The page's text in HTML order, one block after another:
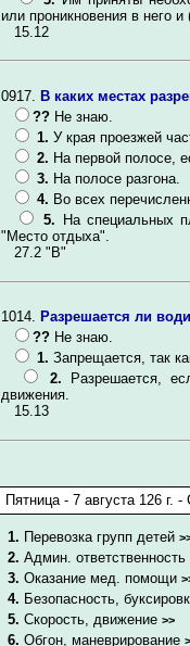
или проникновения в него
15.12
0917. В каких местах
?? Не знаю.
1. У края проезжей
2. На первой полосе,
3. На полосе разгона.
4. Во всех
5.
На специальных
"Место отдыха".
27.2 "В"
1014. Разрешается ли
?? Не знаю.
1. Запрещается, так
2.
Разрешается,
движения.
15.13
1. Перевозка групп детей
2. Админ. ответственность
3. Оказание мед. помощи
4. Безопасность,
5. Скорость, движение >>
6. Обгон, маневрирование